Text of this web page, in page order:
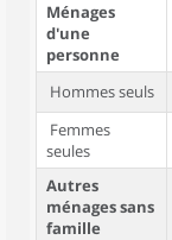
Ménages
d'une
personne
Hommes seuls
Femmes
seules
Autres
ménages sans
famille